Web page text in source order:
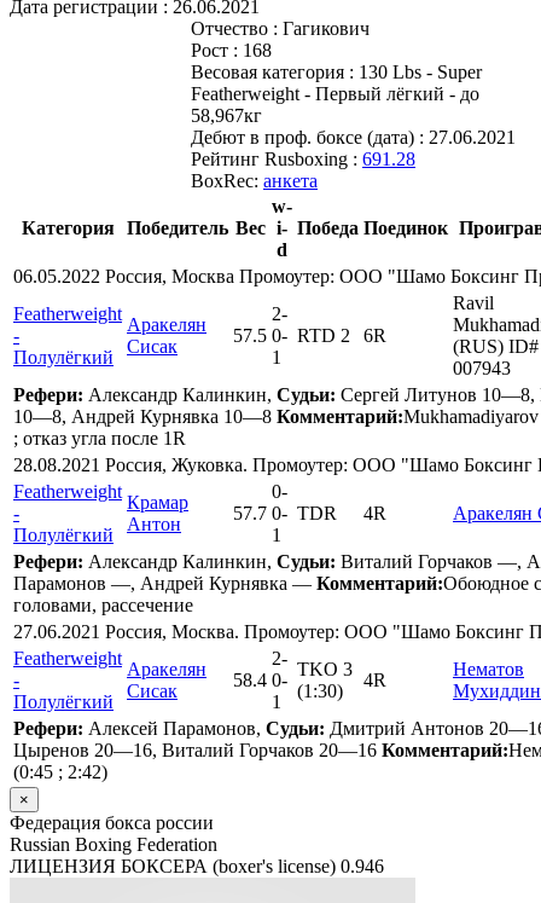
Дата регистрации : 26.06.2021
Отчество : Гагикович
Рост : 168
Весовая категория : 130 Lbs - Super
Featherweight - Первый лёгкий - до
58,967кг
Дебют в проф. боксе (дата) : 27.06.2021
Рейтинг Rusboxing : 691.28
BoxRec: анкета
Категория Победитель Вес
w-
i-
d
Победа Поединок
06.05.2022 Россия, Москва Промоутер: ООО "Шамо Боксинг
Featherweight
-
Полулёгкий
Аракелян
Сисак
57.5
2-
0-
1
RTD 2 6R
Ravil
(RUS) ID#
007943
Рефери: Александр Калинкин, Судьи: Сергей Литунов
10—8, Андрей Курнявка 10—8 Комментарий:
; отказ угла после 1R
28.08.2021 Россия, Жуковка. Промоутер: ООО "Шамо
Featherweight
-
Полулёгкий
Крамар
Антон
57.7
0-
0-
1
TDR 4R Аракелян
Рефери: Александр Калинкин, Судьи: Виталий Горчаков —,
Парамонов —, Андрей Курнявка — Комментарий:Обоюдное
головами, рассечение
27.06.2021 Россия, Москва. Промоутер: ООО "Шамо Боксинг
Featherweight
-
Полулёгкий
Аракелян
Сисак
58.4
2-
0-
1
TKO 3
(1:30)
4R
Нематов
Мухиддин
Рефери: Алексей Парамонов, Судьи: Дмитрий Антонов
Цыренов 20—16, Виталий Горчаков 20—16 Комментарий:
(0:45 ; 2:42)
×
Федерация бокса россии
Russian Boxing Federation
ЛИЦЕНЗИЯ БОКСЕРА (boxer's license) 0.946